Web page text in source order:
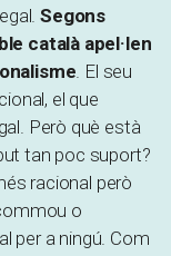
Segons
català apel·len
. El seu
el que
Però què està
tan poc suport?
racional però
o
per a ningú. Com